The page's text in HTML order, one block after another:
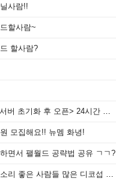
사람!!
할사람~
할사람?
오픈> 24시간 접속 가능! 함께 하실 분 구해요!
모집해요!! 뉴멤 화녕!
면서 팰월드 공략법 공유 ㄱㄱ?
좋은 사람들 많은 디코섭 오실분?